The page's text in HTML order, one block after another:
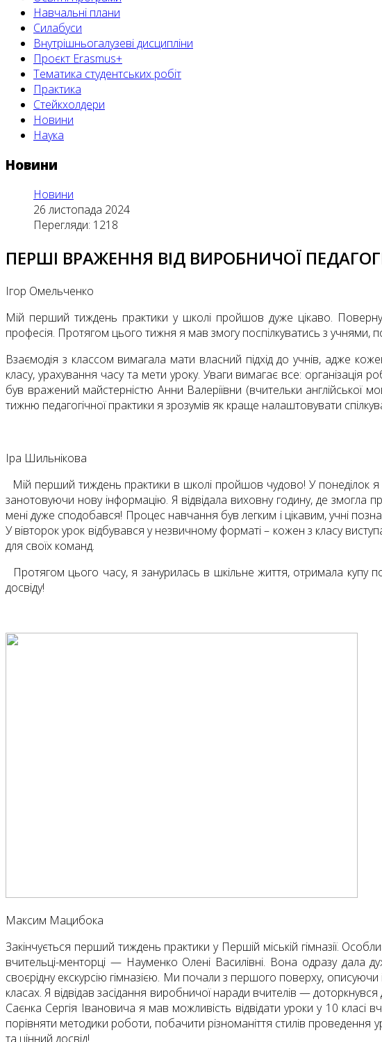
Навчальні плани
Силабуси
Внутрішньогалузеві дисципліни
Проєкт Erasmus+
Тематика студентських робіт
Практика
Стейкхолдери
Новини
Наука
Новини
Новини
26 листопада 2024
Перегляди: 1218
ПЕРШІ ВРАЖЕННЯ ВІД ВИРОБНИЧОЇ
Ігор Омельченко
Мій перший тиждень практики у школі пройшов дуже цікаво.
професія. Протягом цього тижня я мав змогу поспілкуватись з учнями,
Взаємодія з классом вимагала мати власний підхід до учнів, адже
класу, урахування часу та мети уроку. Уваги вимагає все: організація
був вражений майстерністю Анни Валеріївни (вчительки англійської
тижню педагогічної практики я зрозумів як краще налаштовувати
Іра Шильнікова
Мій перший тиждень практики в школі пройшов чудово! У понеділок
занотовуючи нову інформацію. Я відвідала виховну годину, де змогла
мені дуже сподобався! Процес навчання був легким і цікавим, учні
У вівторок урок відбувався у незвичному форматі – кожен з класу
для своїх команд.
Протягом цього часу, я занурилась в шкільне життя, отримала купу
досвіду!
Максим Мацибока
Закінчується перший тиждень практики у Першій міській гімназії.
вчительці-менторці — Науменко Олені Василівні. Вона одразу дала
своєрідну екскурсію гімназією. Ми почали з першого поверху, описуючи
класах. Я відвідав засідання виробничої наради вчителів —
Саєнка Сергія Івановича я мав можливість відвідати уроки у 10 класі
порівняти методики роботи, побачити різноманіття стилів проведення
та цінний досвід!